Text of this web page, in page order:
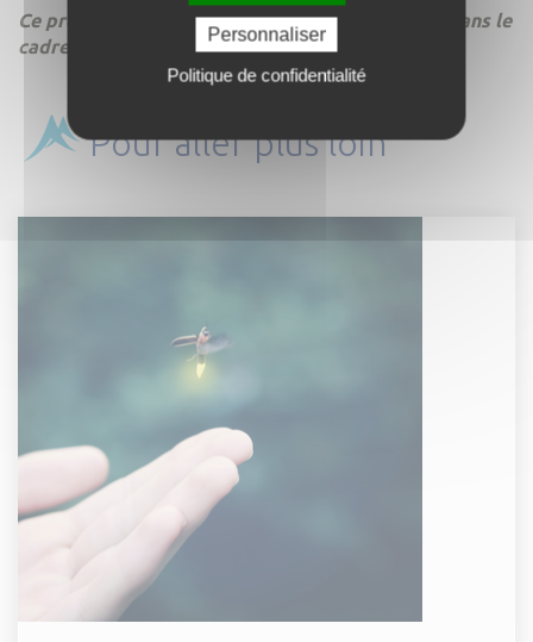
Ce projet est cofinancé par l'Union européenne dans le
cadre du programme Interreg ALCOTRA.
Pour aller plus loin
Personnaliser
Politique de confidentialité